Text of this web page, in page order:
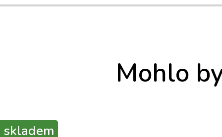
Mohlo
skladem